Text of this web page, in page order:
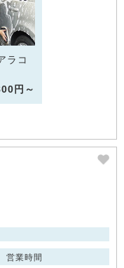
ラコ
円～
営業時間